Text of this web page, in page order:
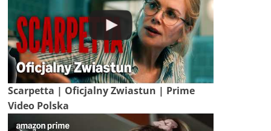
Scarpetta | Oficjalny Zwiastun | Prime
Video Polska